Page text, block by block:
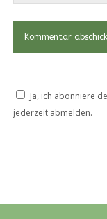
Ja, ich abonniere
jederzeit abmelden.